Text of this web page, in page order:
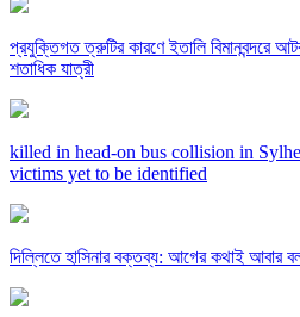
প্রযুক্তিগত ত্রুটির কারণে ইতালি বিমানবন্দরে
শতাধিক যাত্রী
killed in head-on bus collision in
victims yet to be identified
দিল্লিতে হাসিনার বক্তব্য: আগের কথাই আবার